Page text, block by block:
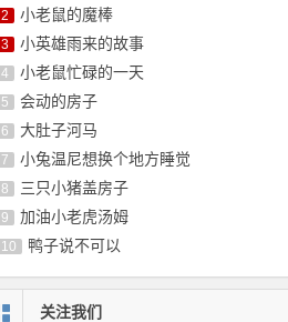
2 小老鼠的魔棒
3 小英雄雨来的故事
4 小老鼠忙碌的一天
5 会动的房子
6 大肚子河马
7 小兔温尼想换个地方睡觉
8 三只小猪盖房子
9 加油小老虎汤姆
10 鸭子说不可以
关注我们